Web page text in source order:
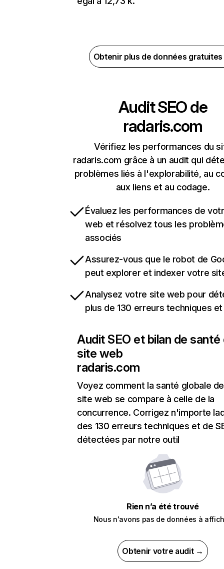
Obtenir plus de données
Audit SEO de
radaris.com
Vérifiez les performances du
radaris.com grâce à un audit qui
problèmes liés à l'explorabilité, au
aux liens et au codage.
Évaluez les performances de
web et résolvez tous les
associés
Assurez-vous que le robot de
peut explorer et indexer votre
Analysez votre site web pour
plus de 130 erreurs techniques et
Audit SEO et bilan de santé
site web
radaris.com
Voyez comment la santé globale
site web se compare à celle de la
concurrence. Corrigez n'importe
des 130 erreurs techniques et de
détectées par notre outil
Rien n’a été trouvé
Nous n'avons pas de données à
Obtenir votre audit →